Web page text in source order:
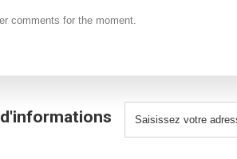
comments for the moment.